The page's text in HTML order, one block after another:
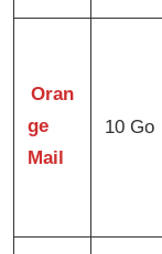
Oran
ge
Mail
10 Go